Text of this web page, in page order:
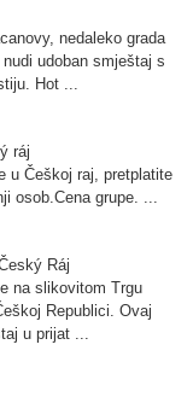
nedaleko grada
udoban smještaj s
Hot ...
ráj
u Češkoj raj, pretplatite
osob.Cena grupe. ...
Ráj
na slikovitom Trgu
Republici. Ovaj
u prijat ...